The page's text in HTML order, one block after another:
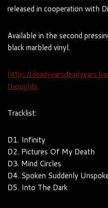
released in cooperation with
Available in the second
black marbled vinyl.
https://
thoughts
Tracklist:
D1. Infinity
D2. Pictures Of My Death
D3. Mind Circles
D4. Spoken Suddenly
D5. Into The Dark